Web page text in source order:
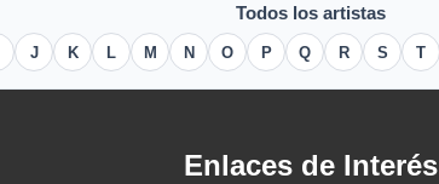
Todos los artistas
J K L M N O P Q R S T
Enlaces de Interés